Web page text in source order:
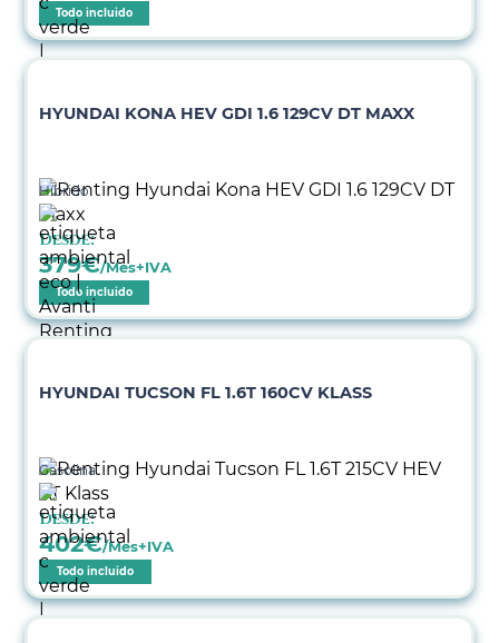
Todo incluido
HYUNDAI KONA HEV GDI 1.6 129CV DT MAXX
Híbrido
Desde:
379€/Mes+IVA
Todo incluido
HYUNDAI TUCSON FL 1.6T 160CV KLASS
Gasolina
Desde:
402€/Mes+IVA
Todo incluido